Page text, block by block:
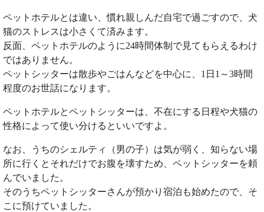
ペットホテルとは違い、慣れ親しんだ自宅で過ごすので、犬
猫のストレスは小さくて済みます。
反面、ペットホテルのように24時間体制で見てもらえるわけ
ではありません。
ペットシッターは散歩やごはんなどを中心に、1日1～3時間
程度のお世話になります。
ペットホテルとペットシッターは、不在にする日程や犬猫の
性格によって使い分けるといいですよ。
なお、うちのシェルティ（男の子）は気が弱く、知らない場
所に行くとそれだけでお腹を壊すため、ペットシッターを頼
んでいました。
そのうちペットシッターさんが預かり宿泊も始めたので、そ
こに預けていました。